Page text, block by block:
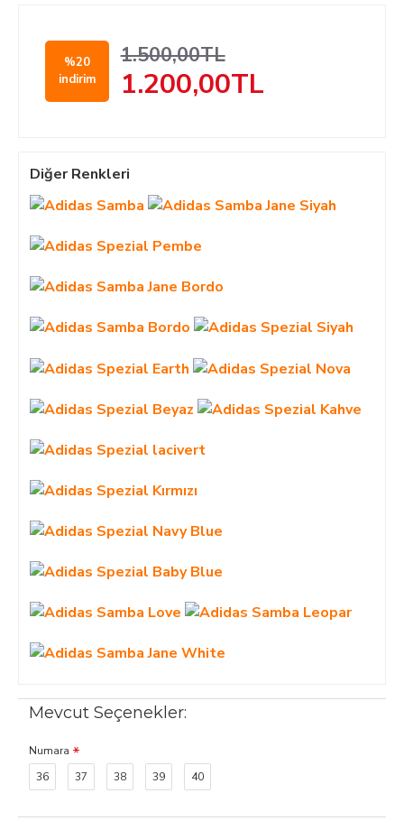
%20
indirim
1.200,00TL
1.500,00TL
Diğer Renkleri
Mevcut Seçenekler:
Numara
36
37 38 39 40